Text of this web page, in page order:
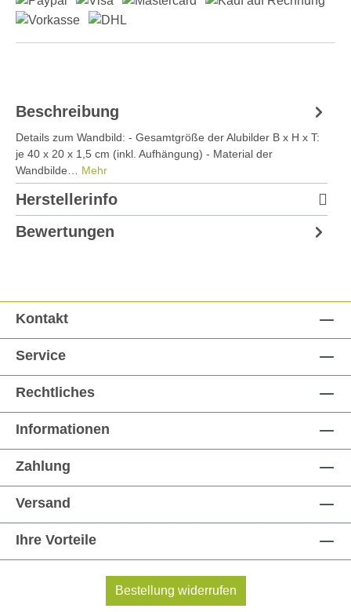
Beschreibung
Details zum Wandbild: - Gesamtgröße der Alubilder B x H x T:
je 40 x 20 x 1,5 cm (inkl. Aufhängung) - Material der
Wandbilde… Mehr
Herstellerinfo
Bewertungen
Kontakt
Service
Rechtliches
Informationen
Zahlung
Versand
Ihre Vorteile
Bestellung widerrufen